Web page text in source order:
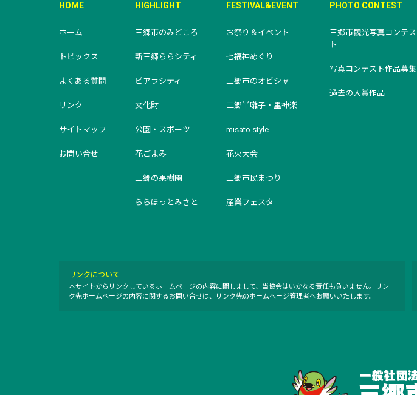
HOME
ホーム
トピックス
よくある質問
リンク
サイトマップ
お問い合せ
HIGHLIGHT
三郷市のみどころ
新三郷ららシティ
ピアラシティ
文化財
公園・スポーツ
花ごよみ
三郷の果樹園
ららほっとみさと
FESTIVAL&EVENT
お祭り＆イベント
七福神めぐり
三郷市のオビシャ
二郷半囃子・里神楽
misato style
花火大会
三郷市民まつり
産業フェスタ
PHOTO CONTEST
三郷市観光写真コンテス
ト
写真コンテスト作品募集
過去の入賞作品
リンクについて
本サイトからリンクしているホームページの内容に関しまして、当協会はいかなる責任も負いません。リン
ク先ホームページの内容に関するお問い合せは、リンク先のホームページ管理者へお願いいたします。